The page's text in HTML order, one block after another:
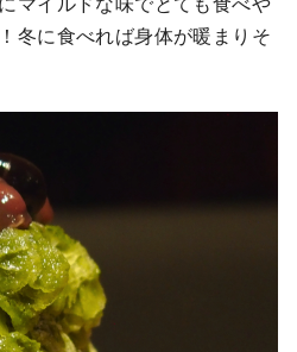
冬に食べれば身体が暖まりそ